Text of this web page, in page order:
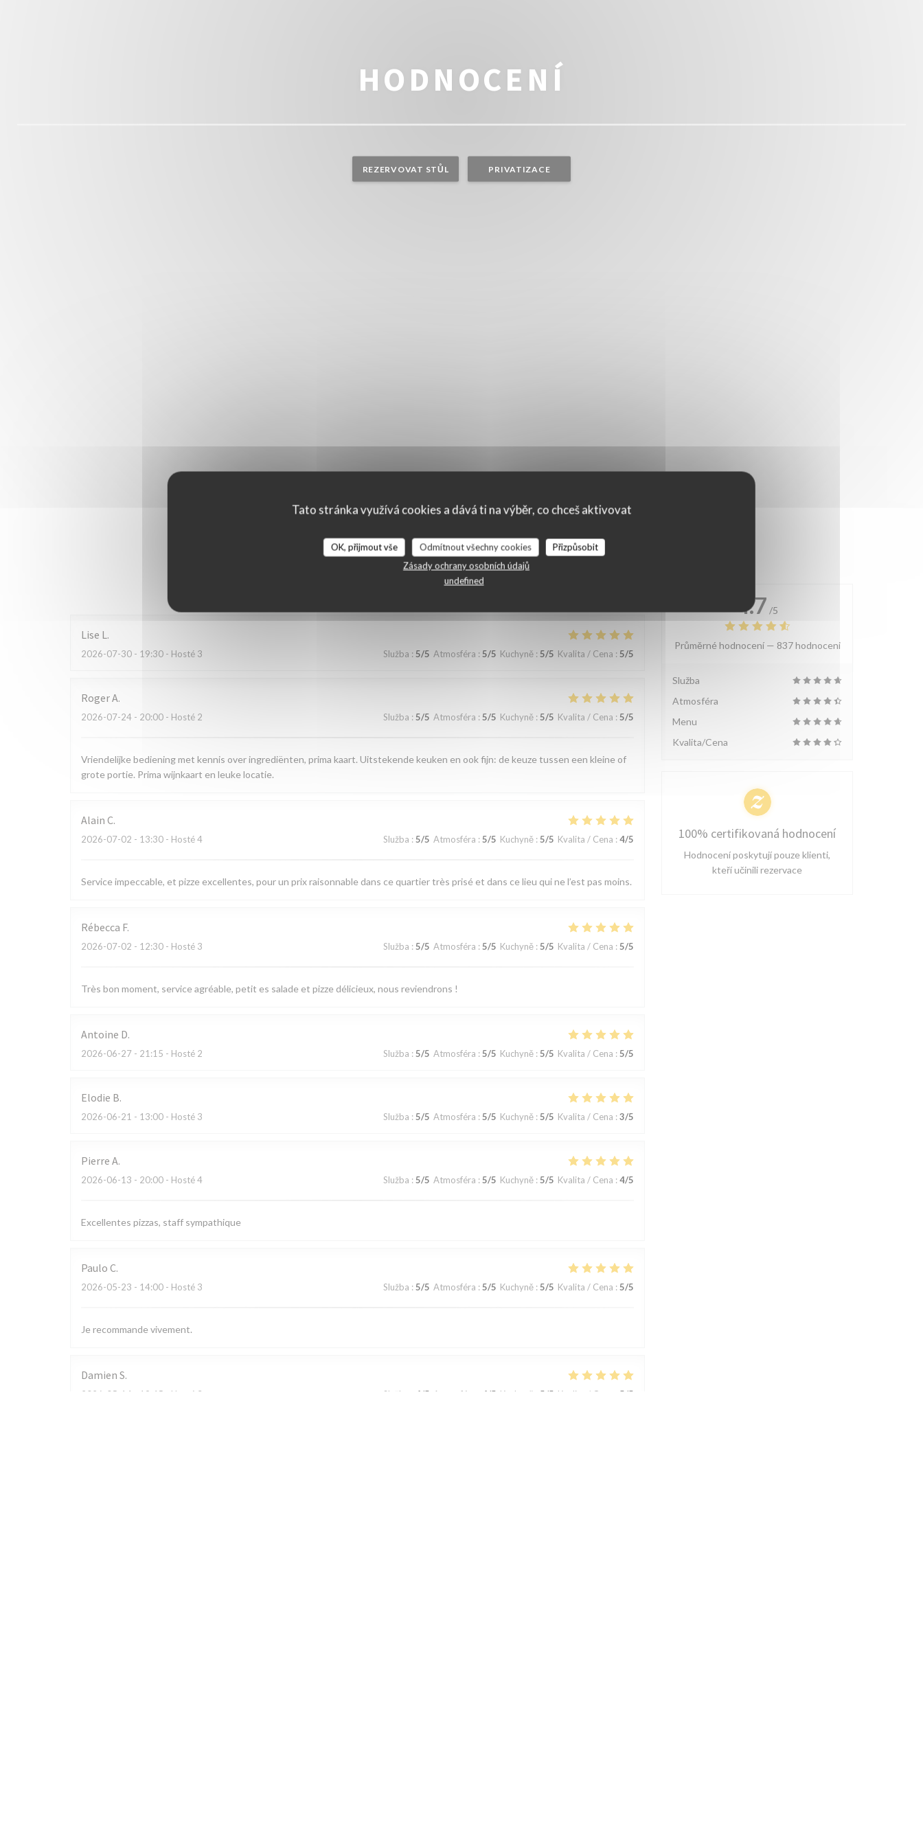
Tato stránka využívá cookies a dává ti na výběr, co chceš aktivovat
OK, přijmout vše Odmítnout všechny cookies
Přizpůsobit
Zásady ochrany osobních údajů
undefined
HODNOCENÍ
REZERVOVAT STŮL PRIVATIZACE
Hodnocení našich zákazníků
Lise L
2026-07-30 - 19:30 - Hosté 3 Služba : 5/5 Atmosféra : 5/5 Kuchyně : 5/5 Kvalita / Cena : 5/5
RogerA
2026-07-24 - 20:00 - Hosté 2 Služba : 5/5 Atmosféra : 5/5 Kuchyně : 5/5 Kvalita / Cena : 5/5
Vriendelijke bediening met kennis over ingrediënten, prima kaart. Uitstekende keuken en ook fijn: de keuze tussen een kleine of
grote portie. Prima wijnkaart en leuke locatie.
Alain C
2026-07-02 - 13:30 - Hosté 4 Služba : 5/5 Atmosféra : 5/5 Kuchyně : 5/5 Kvalita / Cena : 4/5
Service impeccable, et pizze excellentes, pour un prix raisonnable dans ce quartier très prisé et dans ce lieu qui ne l’est pas moins.
Rébecca F
2026-07-02 - 12:30 - Hosté 3 Služba : 5/5 Atmosféra : 5/5 Kuchyně : 5/5 Kvalita / Cena : 5/5
Très bon moment, service agréable, petit es salade et pizze délicieux, nous reviendrons !
Antoine D
2026-06-27 - 21:15 - Hosté 2 Služba : 5/5 Atmosféra : 5/5 Kuchyně : 5/5 Kvalita / Cena : 5/5
Elodie B
2026-06-21 - 13:00 - Hosté 3 Služba : 5/5 Atmosféra : 5/5 Kuchyně : 5/5 Kvalita / Cena : 3/5
Pierre A
2026-06-13 - 20:00 - Hosté 4 Služba : 5/5 Atmosféra : 5/5 Kuchyně : 5/5 Kvalita / Cena : 4/5
Excellentes pizzas, staff sympathique
Paulo C
2026-05-23 - 14:00 - Hosté 3 Služba : 5/5 Atmosféra : 5/5 Kuchyně : 5/5 Kvalita / Cena : 5/5
Je recommande vivement.
Damien S
2026-05-14 - 19:45 - Hosté 3 Služba 4 /5 Atmosféra 4 /5 Kuchyně 5 /5 Kvalita / Cena 5 /5
4.7 /5
Průměrné hodnocení — 837 hodnoceni
Služba
Atmosféra
Menu
Kvalita/Cena
100% certifikovaná hodnocení
Hodnocení poskytují pouze klienti,
kteří učinili rezervace